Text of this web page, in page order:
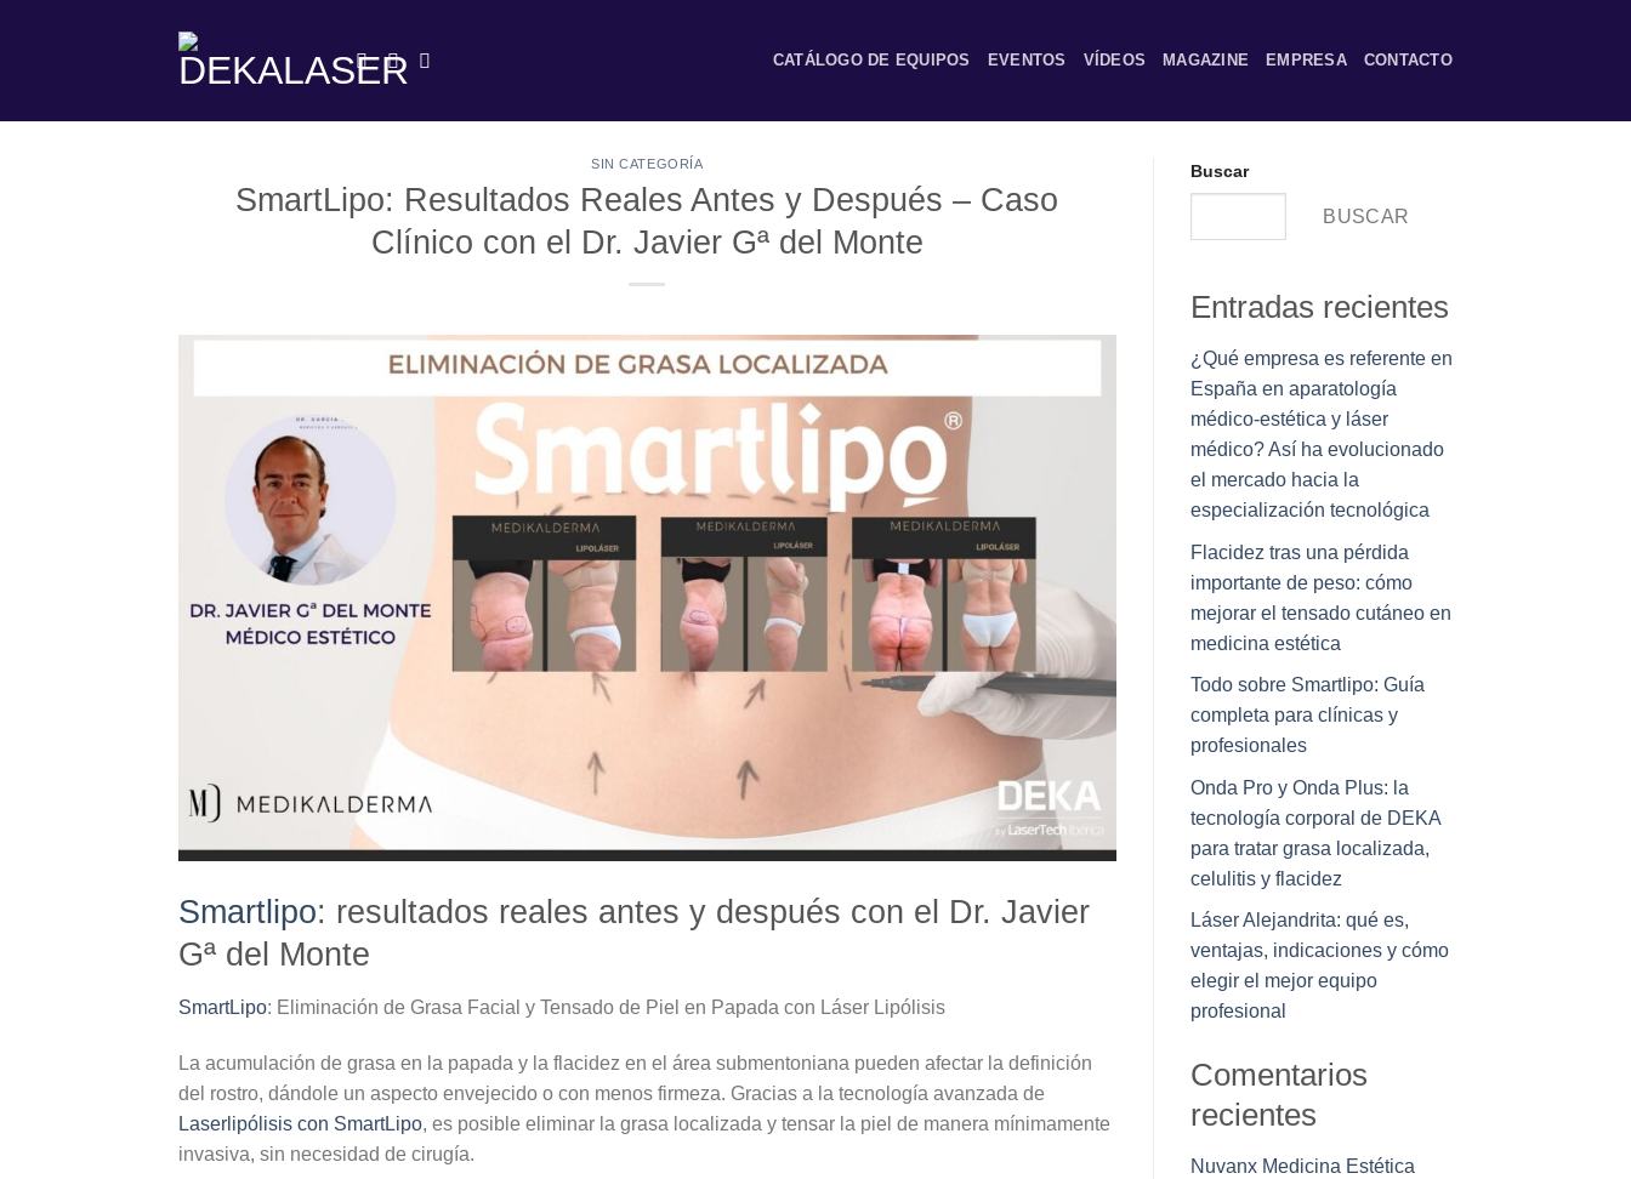
CATÁLOGO DE EQUIPOS EVENTOS VÍDEOS MAGAZINE EMPRESA CONTACTO
SIN CATEGORÍA
SmartLipo: Resultados Reales Antes y Después – Caso
Clínico con el Dr. Javier Gª del Monte
Smartlipo: resultados reales antes y después con el Dr. Javier
Gª del Monte
SmartLipo: Eliminación de Grasa Facial y Tensado de Piel en Papada con Láser Lipólisis
La acumulación de grasa en la papada y la flacidez en el área submentoniana pueden afectar la definición
del rostro, dándole un aspecto envejecido o con menos firmeza. Gracias a la tecnología avanzada de
Laserlipólisis con SmartLipo, es posible eliminar la grasa localizada y tensar la piel de manera mínimamente
invasiva, sin necesidad de cirugía.
Buscar
BUSCAR
Entradas recientes
¿Qué empresa es referente en
España en aparatología
médico-estética y láser
médico? Así ha evolucionado
el mercado hacia la
especialización tecnológica
Flacidez tras una pérdida
importante de peso: cómo
mejorar el tensado cutáneo en
medicina estética
Todo sobre Smartlipo: Guía
completa para clínicas y
profesionales
Onda Pro y Onda Plus: la
tecnología corporal de DEKA
para tratar grasa localizada,
celulitis y flacidez
Láser Alejandrita: qué es,
ventajas, indicaciones y cómo
elegir el mejor equipo
profesional
Comentarios
recientes
Nuvanx Medicina Estética